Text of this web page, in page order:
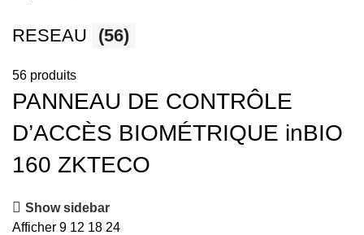
RESEAU (56)
56 produits
PANNEAU DE CONTRÔLE
D’ACCÈS BIOMÉTRIQUE inBIO
160 ZKTECO
Show sidebar
Afficher 9 12 18 24